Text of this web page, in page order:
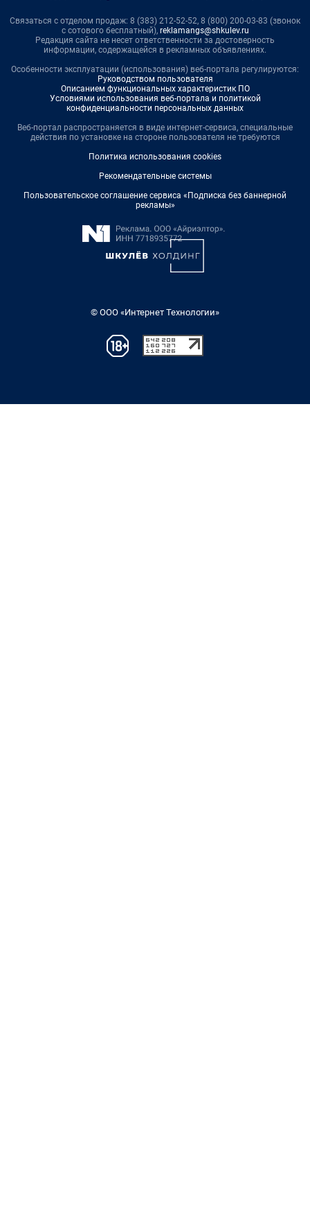
Связаться с отделом продаж: 8 (383) 212-52-52, 8 (800) 200-03-83 (звонок
с сотового бесплатный), reklamangs@shkulev.ru
Редакция сайта не несет ответственности за достоверность
информации, содержащейся в рекламных объявлениях.
Особенности эксплуатации (использования) веб-портала регулируются:
Руководством пользователя
Описанием функциональных характеристик ПО
Условиями использования веб-портала и политикой
конфиденциальности персональных данных
Веб-портал распространяется в виде интернет-сервиса, специальные
действия по установке на стороне пользователя не требуются
Политика использования cookies
Рекомендательные системы
Пользовательское соглашение сервиса «Подписка без баннерной
рекламы»
© ООО «Интернет Технологии»